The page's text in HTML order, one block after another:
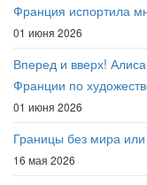
Франция испортила
01 июня 2026
Вперед и вверх!
Франции по
01 июня 2026
Границы без мира
16 мая 2026